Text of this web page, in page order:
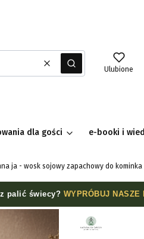
WyczyśćSzukaj Ulubione
dla gości e-booki i
ja - wosk sojowy zapachowy do
palić świecy? WYPRÓBUJ NASZE